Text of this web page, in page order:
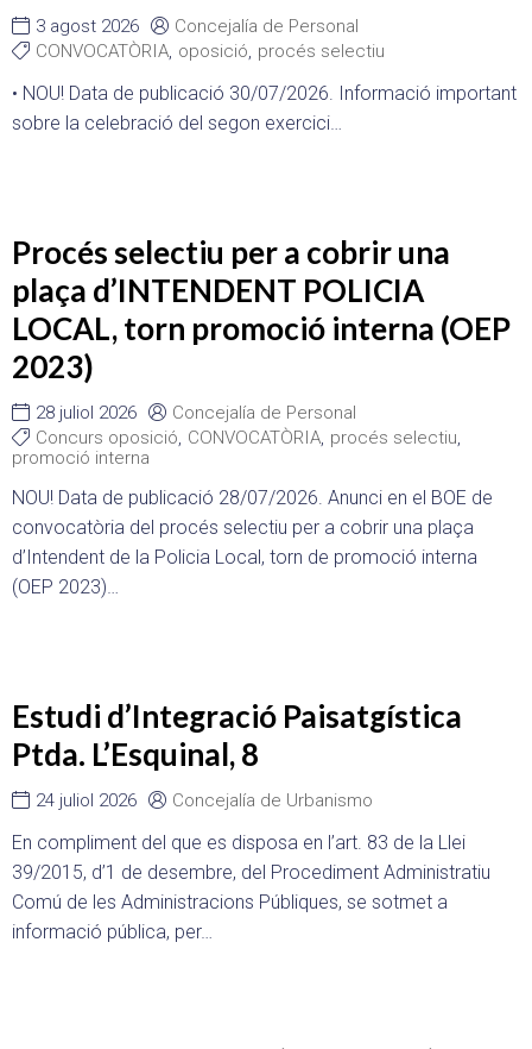
3 agost 2026
Concejalía de Personal
CONVOCATÒRIA, oposició, procés selectiu
• NOU! Data de publicació 30/07/2026. Informació important
sobre la celebració del segon exercici…
Procés selectiu per a cobrir una
plaça d’INTENDENT POLICIA
LOCAL, torn promoció interna (OEP
2023)
28 juliol 2026
Concejalía de Personal
Concurs oposició, CONVOCATÒRIA, procés selectiu,
promoció interna
NOU! Data de publicació 28/07/2026. Anunci en el BOE de
convocatòria del procés selectiu per a cobrir una plaça
d’Intendent de la Policia Local, torn de promoció interna
(OEP 2023)…
Estudi d’Integració Paisatgística
Ptda. L’Esquinal, 8
24 juliol 2026 Concejalía de Urbanismo
En compliment del que es disposa en l’art. 83 de la Llei
39/2015, d’1 de desembre, del Procediment Administratiu
Comú de les Administracions Públiques, se sotmet a
informació pública, per…